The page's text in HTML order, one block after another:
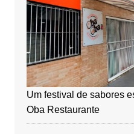
Um festival de sabores
Oba Restaurante